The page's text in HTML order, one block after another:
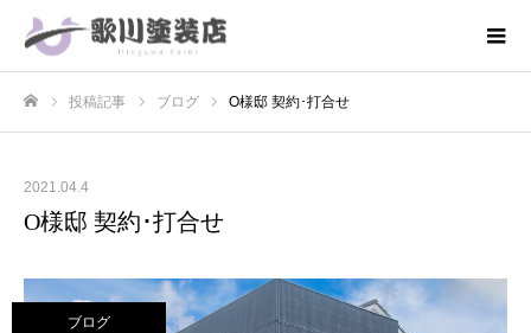
投稿記事 ブログ O様邸 契約･打合せ
2021.04.4
O様邸 契約･打合せ
ブログ